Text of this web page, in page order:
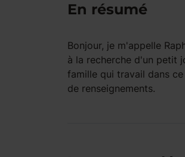
En résumé
Bonjour, je m'appelle
à la recherche d'un petit
famille qui travail dans
de renseignements.